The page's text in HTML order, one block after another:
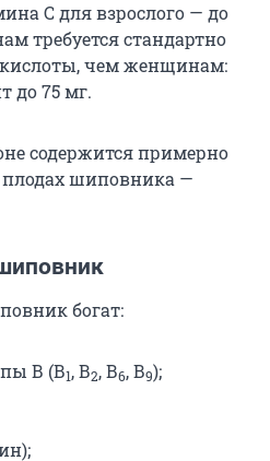
С для взрослого — до
требуется стандартно
чем женщинам:
до 75 мг.
содержится примерно
плодах шиповника —
богат:
В (В1, В2, В6, В9);